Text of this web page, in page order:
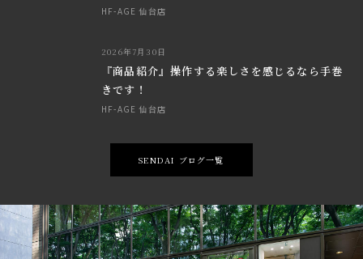
HF-AGE 仙台店
2026年7月30日
『商品紹介』操作する楽しさを感じるなら手巻
きです！
HF-AGE 仙台店
SENDAI ブログ一覧